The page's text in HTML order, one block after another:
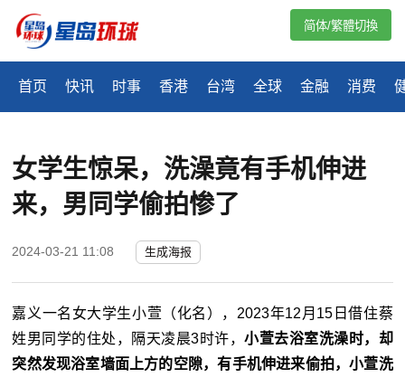
首页 快讯 时事 香港 台湾 全球 金融 消费
简体/繁體切換
女学生惊呆，洗澡竟有手机伸进
来，男同学偷拍惨了
2024-03-21 11:08 生成海报
嘉义一名女大学生小萱（化名），2023年12月15日借住蔡
姓男同学的住处，隔天凌晨3时许，小萱去浴室洗澡时，却
突然发现浴室墙面上方的空隙，有手机伸进来偷拍，小萱洗